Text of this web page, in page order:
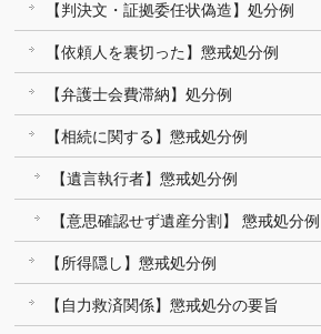
【判決文・証拠委任状偽造】処分例
【依頼人を裏切った】懲戒処分例
【弁護士会費滞納】処分例
【相続に関する】懲戒処分例
【遺言執行者】懲戒処分例
【意思確認せず遺産分割】 懲戒処分例
【所得隠し】懲戒処分例
【自力救済関係】懲戒処分の要旨